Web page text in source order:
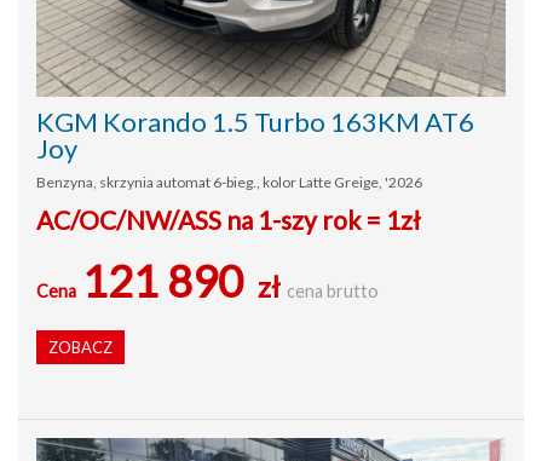
KGM Korando 1.5 Turbo 163KM AT6
Joy
Benzyna, skrzynia automat 6-bieg., kolor Latte Greige, '2026
AC/OC/NW/ASS na 1-szy rok = 1zł
Cena 121 890 zł cena brutto
ZOBACZ